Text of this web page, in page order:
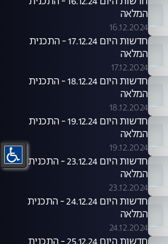
המלאה
16.12.2024
חדשות היום 17.12.24 - התכנית
המלאה
17.12.2024
חדשות היום 18.12.24 - התכנית
המלאה
18.12.2024
חדשות היום 19.12.24 - התכנית
המלאה
19.12.2024
חדשות היום 23.12.24 - התכנית
המלאה
23.12.2024
חדשות היום 24.12.24 - התכנית
המלאה
24.12.2024